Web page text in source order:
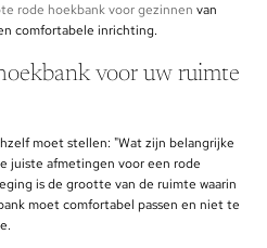
rode hoekbank voor gezinnen van
comfortabele inrichting.
voor uw ruimte
moet stellen: "Wat zijn belangrijke
juiste afmetingen voor een rode
is de grootte van de ruimte waarin
moet comfortabel passen en niet te